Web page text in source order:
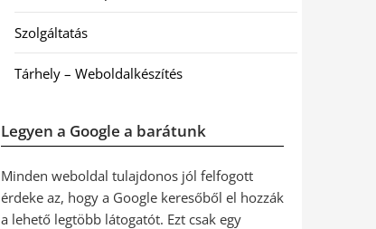
Szolgáltatás
Tárhely – Weboldalkészítés
Legyen a Google a barátunk
Minden weboldal tulajdonos jól felfogott
érdeke az, hogy a Google keresőből el hozzák
a lehető legtöbb látogatót. Ezt csak egy